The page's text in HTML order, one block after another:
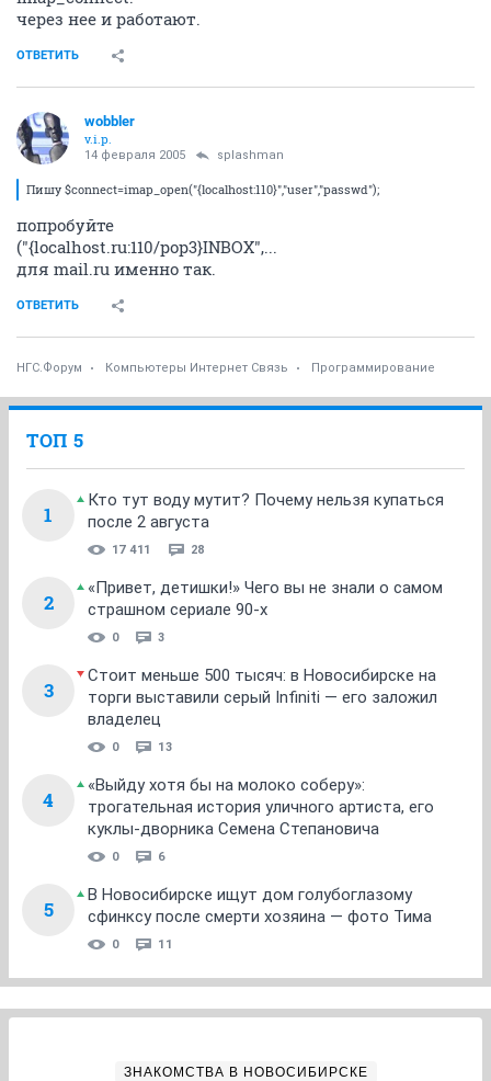
через нее и работают.
ОТВЕТИТЬ
wobbler
v.i.p.
14 февраля 2005 splashman
Пишу $connect=imap_open("{localhost:110}","user","passwd");
попробуйте
("{localhost.ru:110/pop3}INBOX",...
для mail.ru именно так.
ОТВЕТИТЬ
НГС.Форум Компьютеры Интернет Связь Программирование
ТОП 5
1
Кто тут воду мутит? Почему нельзя купаться
после 2 августа
17 411 28
2
«Привет, детишки!» Чего вы не знали о самом
страшном сериале 90-х
0 3
3
Стоит меньше 500 тысяч: в Новосибирске на
торги выставили серый Infiniti — его заложил
владелец
0 13
4
«Выйду хотя бы на молоко соберу»:
трогательная история уличного артиста, его
куклы-дворника Семена Степановича
0 6
5
В Новосибирске ищут дом голубоглазому
сфинксу после смерти хозяина — фото Тима
0 11
ЗНАКОМСТВА В НОВОСИБИРСКЕ